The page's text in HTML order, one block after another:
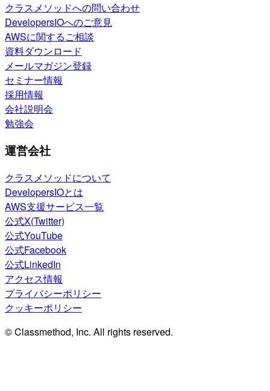
クラスメソッドへの問い合わせ
DevelopersIOへのご意見
AWSに関するご相談
資料ダウンロード
メールマガジン登録
セミナー情報
採用情報
会社説明会
勉強会
運営会社
クラスメソッドについて
DevelopersIOとは
AWS支援サービス一覧
公式X(Twitter)
公式YouTube
公式Facebook
公式LinkedIn
アクセス情報
プライバシーポリシー
クッキーポリシー
© Classmethod, Inc. All rights reserved.